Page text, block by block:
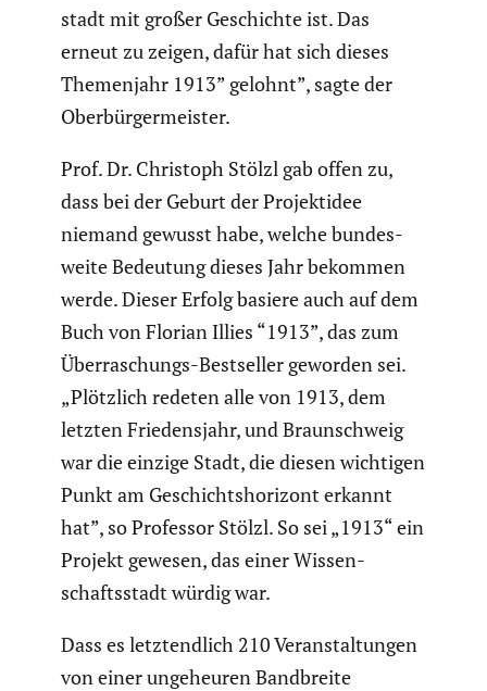
stadt mit großer Geschichte ist. Das
erneut zu zeigen, dafür hat sich dieses
Themen­jahr 1913” gelohnt”, sagte der
Oberbür­ger­meister.
Prof. Dr. Christoph Stölzl gab offen zu,
dass bei der Geburt der Projekt­idee
niemand gewusst habe, welche bundes­
weite Bedeutung dieses Jahr bekommen
werde. Dieser Erfolg basiere auch auf dem
Buch von Florian Illies “1913”, das zum
Überra­schungs-Bestseller geworden sei.
„Plötzlich redeten alle von 1913, dem
letzten Friedens­jahr, und Braun­schweig
war die einzige Stadt, die diesen wichtigen
Punkt am Geschichts­ho­ri­zont erkannt
hat”, so Professor Stölzl. So sei „1913“ ein
Projekt gewesen, das einer Wissen­
schafts­stadt würdig war.
Dass es letzt­end­lich 210 Veran­stal­tungen
von einer ungeheuren Bandbreite